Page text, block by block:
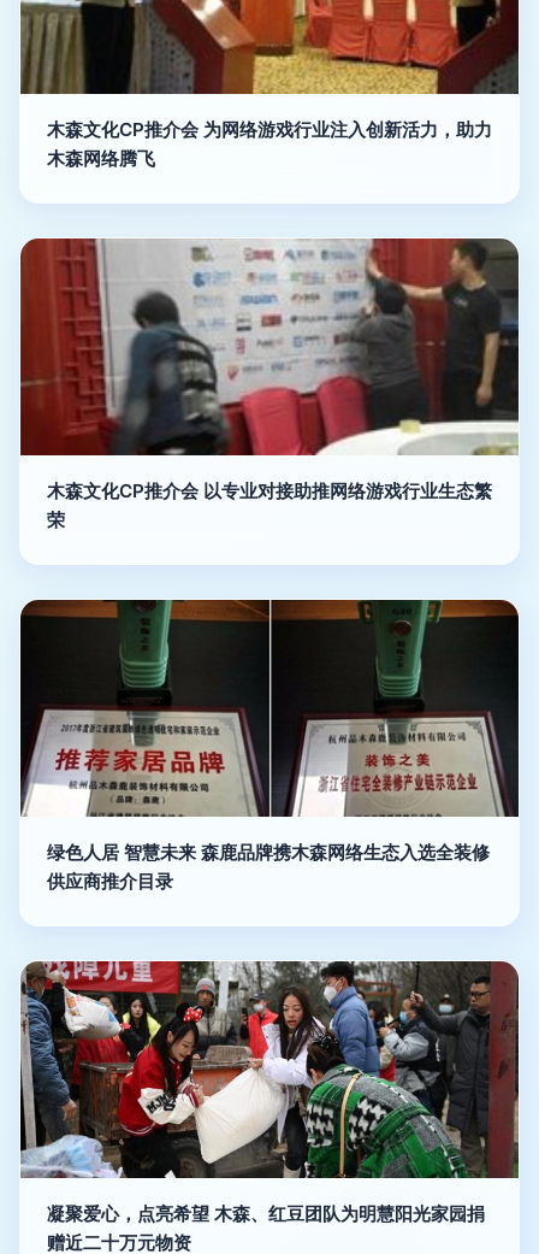
木森文化CP推介会 为网络游戏行业注入创新活力，助力
木森网络腾飞
木森文化CP推介会 以专业对接助推网络游戏行业生态繁
荣
绿色人居 智慧未来 森鹿品牌携木森网络生态入选全装修
供应商推介目录
凝聚爱心，点亮希望 木森、红豆团队为明慧阳光家园捐
赠近二十万元物资